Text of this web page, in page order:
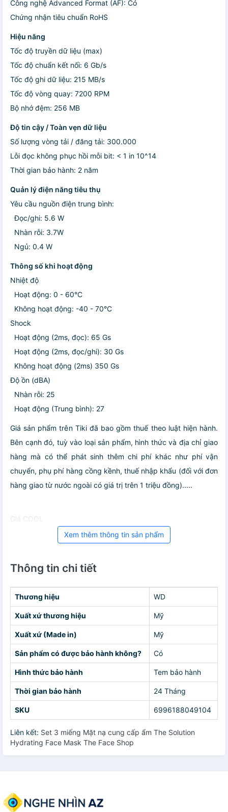
Công nghệ Advanced Format (AF): Có
Chứng nhận tiêu chuẩn RoHS
Hiệu năng
Tốc độ truyền dữ liệu (max)
Tốc độ chuẩn kết nối: 6 Gb/s
Tốc độ ghi dữ liệu: 215 MB/s
Tốc độ vòng quay: 7200 RPM
Bộ nhớ đệm: 256 MB
Độ tin cậy / Toàn vẹn dữ liệu
Số lượng vòng tải / đăng tải: 300.000
Lỗi đọc không phục hồi mỗi bit: < 1 in 10^14
Thời gian bảo hành: 2 năm
Quản lý điện năng tiêu thụ
Yêu cầu nguồn điện trung bình:
Đọc/ghi: 5.6 W
Nhàn rỗi: 3.7W
Ngủ: 0.4 W
Thông số khi hoạt động
Nhiệt độ
Hoạt động: 0 - 60°C
Không hoạt động: -40 - 70°C
Shock
Hoạt động (2ms, đọc): 65 Gs
Hoạt động (2ms, đọc/ghi): 30 Gs
Không hoạt động (2ms) 350 Gs
Độ ồn (dBA)
Nhàn rỗi: 25
Hoạt động (Trung bình): 27
Giá sản phẩm trên Tiki đã bao gồm thuế theo luật hiện hành.
Bên cạnh đó, tuỳ vào loại sản phẩm, hình thức và địa chỉ giao
hàng mà có thể phát sinh thêm chi phí khác như phí vận
chuyển, phụ phí hàng cồng kềnh, thuế nhập khẩu (đối với đơn
hàng giao từ nước ngoài có giá trị trên 1 triệu đồng).....
Giá COOL
Xem thêm thông tin sản phẩm
Thông tin chi tiết
Thương hiệu WD
Xuất xứ thương hiệu Mỹ
Xuất xứ (Made in) Mỹ
Sản phẩm có được bảo hành không? Có
Hình thức bảo hành Tem bảo hành
Thời gian bảo hành 24 Tháng
SKU 6996188049104
Liên kết: Set 3 miếng Mặt nạ cung cấp ẩm The Solution
Hydrating Face Mask The Face Shop